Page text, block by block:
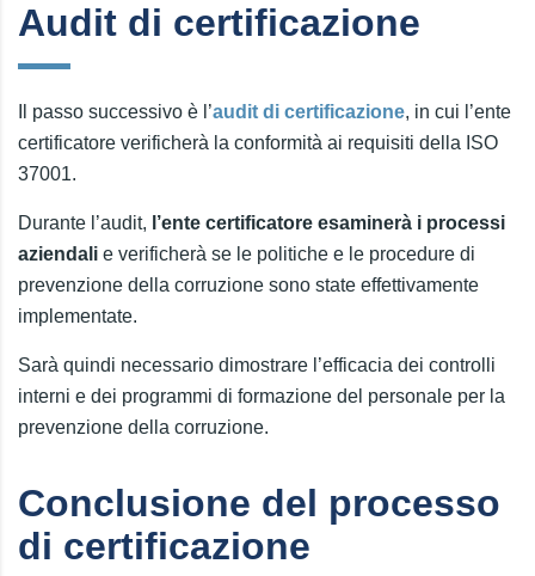
Audit di certificazione
Il passo successivo è l’audit di certificazione, in cui l’ente
certificatore verificherà la conformità ai requisiti della ISO
37001.
Durante l’audit, l’ente certificatore esaminerà i processi
aziendali e verificherà se le politiche e le procedure di
prevenzione della corruzione sono state effettivamente
implementate.
Sarà quindi necessario dimostrare l’efficacia dei controlli
interni e dei programmi di formazione del personale per la
prevenzione della corruzione.
Conclusione del processo
di certificazione